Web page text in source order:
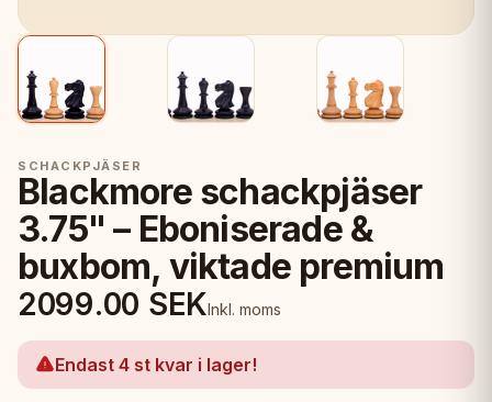
SCHACKPJÄSER
Blackmore schackpjäser
3.75" – Eboniserade &
buxbom, viktade premium
2099.00 SEKInkl. moms
Endast 4 st kvar i lager!